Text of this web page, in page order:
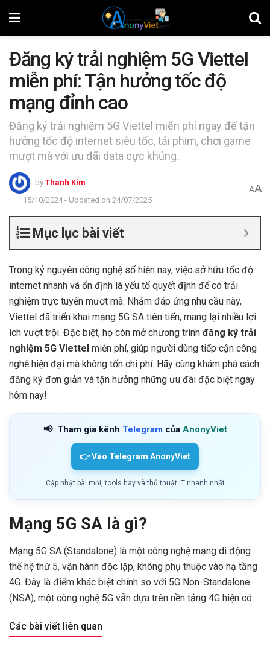
Đăng ký trải nghiệm 5G Viettel
miễn phí: Tận hưởng tốc độ
mạng đỉnh cao
Đăng ký trải nghiệm 5G Viettel miễn phí ngay để tận
hưởng tốc độ internet siêu tốc, tải phim, chơi game
mượt mà với ưu đãi data cực khủng.
by Thanh Kim
15/10/2024 - Updated on 24/07/2025
AA
Mục lục bài viết
Trong kỷ nguyên công nghệ số hiện nay, việc sở hữu tốc độ
internet nhanh và ổn định là yếu tố quyết định để có trải
nghiệm trực tuyến mượt mà. Nhằm đáp ứng nhu cầu này,
Viettel đã triển khai mạng 5G SA tiên tiến, mang lại nhiều lợi
ích vượt trội. Đặc biệt, họ còn mở chương trình đăng ký trải
nghiệm 5G Viettel miễn phí, giúp người dùng tiếp cận công
nghệ hiện đại mà không tốn chi phí. Hãy cùng khám phá cách
đăng ký đơn giản và tận hưởng những ưu đãi đặc biệt ngay
hôm nay!
📢 Tham gia kênh Telegram của AnonyViet
👉 Vào Telegram AnonyViet
Cập nhật bài mới, tools hay và thủ thuật IT nhanh nhất
Mạng 5G SA là gì?
Mạng 5G SA (Standalone) là một công nghệ mạng di động
thế hệ thứ 5, vận hành độc lập, không phụ thuộc vào hạ tầng
4G. Đây là điểm khác biệt chính so với 5G Non-Standalone
(NSA), một công nghệ 5G vẫn dựa trên nền tảng 4G hiện có.
Các bài viết liên quan